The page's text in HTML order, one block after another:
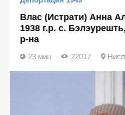
Влас (Истрати) Анна
1938 г.р. с.
р-на
23 мин 22017